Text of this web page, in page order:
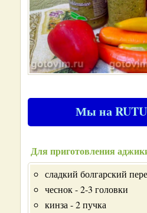
Мы на
Для приготовления
сладкий болгарский
чеснок - 2-3 головки
кинза - 2 пучка